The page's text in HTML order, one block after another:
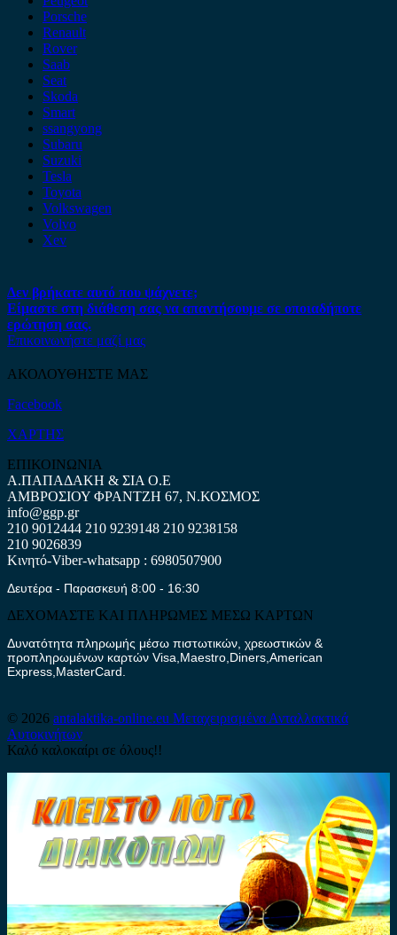
Porsche
Renault
Rover
Saab
Seat
Skoda
Smart
ssangyong
Subaru
Suzuki
Tesla
Toyota
Volkswagen
Volvo
Xev
Δεν βρήκατε αυτό που ψάχνετε;
Είμαστε στη διάθεση σας να απαντήσουμε σε οποιαδήποτε
ερώτηση σας.
Επικοινωνήστε μαζί μας
ΑΚΟΛΟΥΘΗΣΤΕ ΜΑΣ
Facebook
ΧΑΡΤΗΣ
ΕΠΙΚΟΙΝΩΝΙΑ
Α.ΠΑΠΑΔΑΚΗ & ΣΙΑ Ο.Ε
ΑΜΒΡΟΣΙΟΥ ΦΡΑΝΤΖΗ 67, Ν.ΚΟΣΜΟΣ
info@ggp.gr
210 9012444 210 9239148 210 9238158
210 9026839
Κινητό-Viber-whatsapp : 6980507900
Δευτέρα - Παρασκευή 8:00 - 16:30
ΔΕΧΟΜΑΣΤΕ ΚΑΙ ΠΛΗΡΩΜΕΣ ΜΕΣΩ ΚΑΡΤΩΝ
Δυνατότητα πληρωμής μέσω πιστωτικών, χρεωστικών &
προπληρωμένων καρτών Visa,Maestro,Diners,American
Express,MasterCard.
© 2026 antalaktika-online.eu Μεταχειρισμένα Ανταλλακτικά
Αυτοκινήτων
Καλό καλοκαίρι σε όλους!!